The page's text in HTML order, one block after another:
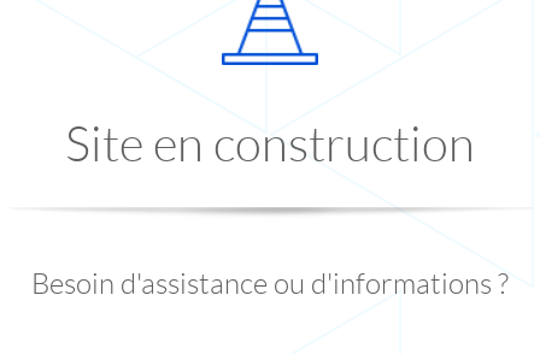
Site en construction
Besoin d'assistance ou d'informations ?